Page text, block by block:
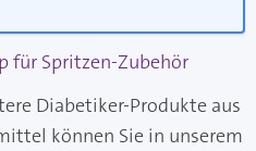
für Spritzen-Zubehör
Diabetiker-Produkte aus
können Sie in unserem